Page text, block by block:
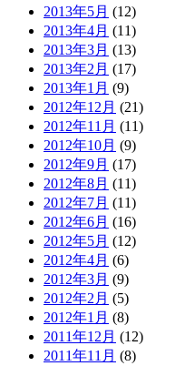
2013年5月 (12)
2013年4月 (11)
2013年3月 (13)
2013年2月 (17)
2013年1月 (9)
2012年12月 (21)
2012年11月 (11)
2012年10月 (9)
2012年9月 (17)
2012年8月 (11)
2012年7月 (11)
2012年6月 (16)
2012年5月 (12)
2012年4月 (6)
2012年3月 (9)
2012年2月 (5)
2012年1月 (8)
2011年12月 (12)
2011年11月 (8)